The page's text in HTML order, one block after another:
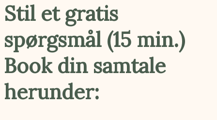
Stil et gratis
spørgsmål (15 min.)
Book din samtale
herunder: